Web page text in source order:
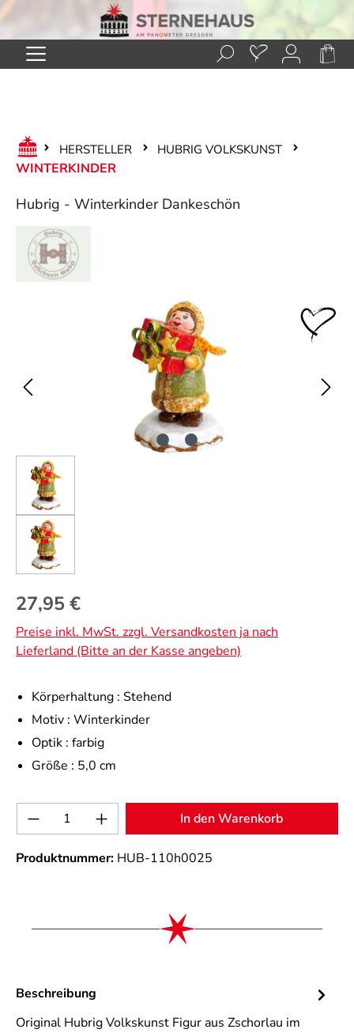
Zum Hauptinhalt springen
HERSTELLER HUBRIG VOLKSKUNST
WINTERKINDER
Hubrig - Winterkinder Dankeschön
Bildergalerie überspringen
Regulärer Preis:
27,95 €
Preise inkl. MwSt. zzgl. Versandkosten ja nach
Lieferland (Bitte an der Kasse angeben)
Körperhaltung : Stehend
Motiv : Winterkinder
Optik : farbig
Größe : 5,0 cm
Produkt Anzahl: Gib den gewünschten
In den Warenkorb
Produktnummer: HUB-110h0025
Beschreibung
Original Hubrig Volkskunst Figur aus Zschorlau im